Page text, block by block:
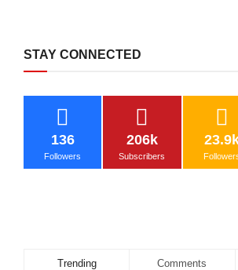
STAY CONNECTED
136
Followers
206k
Subscribers
Trending Comments